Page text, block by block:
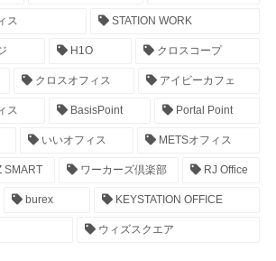
ス STATION WORK
H1O クロスコープ
クロスオフィス アイビーカフェ
ス BasisPoint Portal Point
いいオフィス METSオフィス
SMART ワーカーズ倶楽部 RJ Office
burex KEYSTATION OFFICE
ウィズスクエア